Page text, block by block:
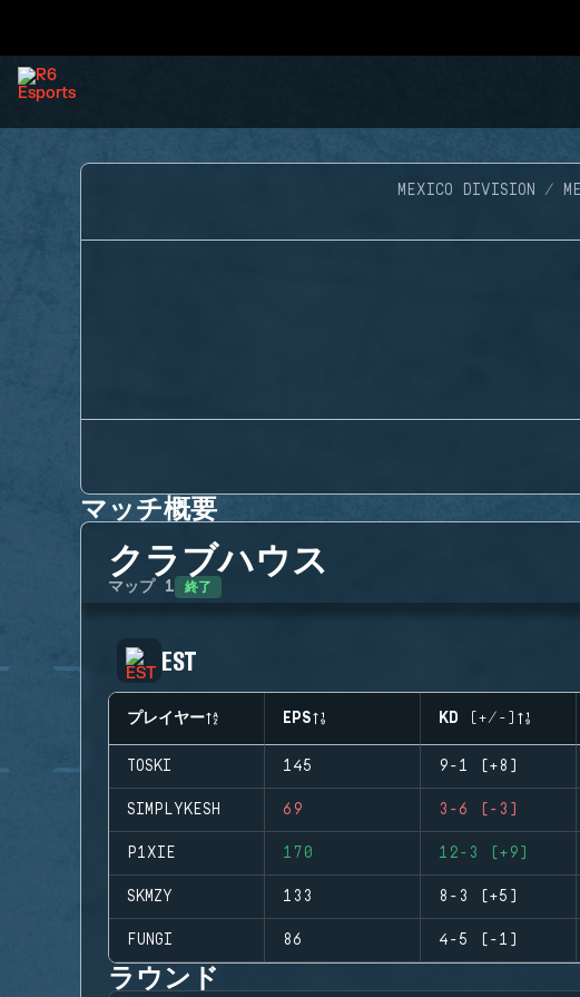
MEXICO DIVISION
マッチ概要
クラブハウス
マップ 1 終了
EST
プレイヤー EPS KD (+/-)
TOSKI 145 9-1 (+8)
SIMPLYKESH 69 3-6 (-3)
P1XIE 170 12-3 (+9)
SKMZY 133 8-3 (+5)
FUNGI 86 4-5 (-1)
ラウンド